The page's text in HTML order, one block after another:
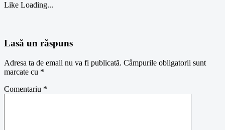
Like Loading...
Lasă un răspuns
Adresa ta de email nu va fi publicată. Câmpurile obligatorii sunt
marcate cu *
Comentariu *